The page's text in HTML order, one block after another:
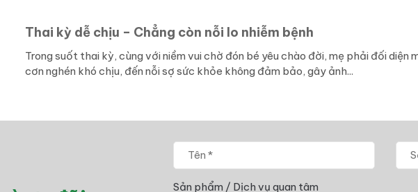
Thai kỳ dễ chịu – Chẳng còn nỗi lo nhiễm bệnh
Trong suốt thai kỳ, cùng với niềm vui chờ đón bé yêu chào đời, mẹ phải đối diện
cơn nghén khó chịu, đến nỗi sợ sức khỏe không đảm bảo, gây ảnh...
Sản phẩm / Dịch vụ quan tâm